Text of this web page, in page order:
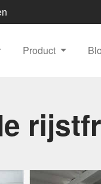
Product